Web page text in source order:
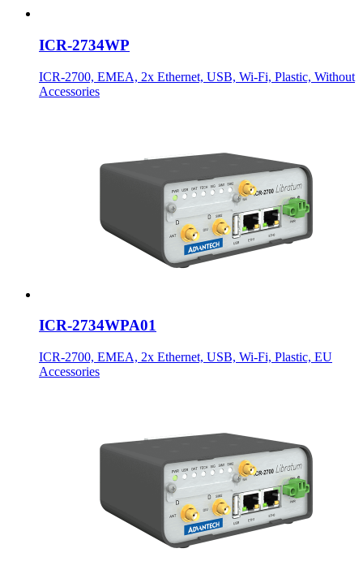
ICR-2734WP
ICR-2700, EMEA, 2x Ethernet, USB, Wi-Fi, Plastic, Without
Accessories
ICR-2734WPA01
ICR-2700, EMEA, 2x Ethernet, USB, Wi-Fi, Plastic, EU
Accessories